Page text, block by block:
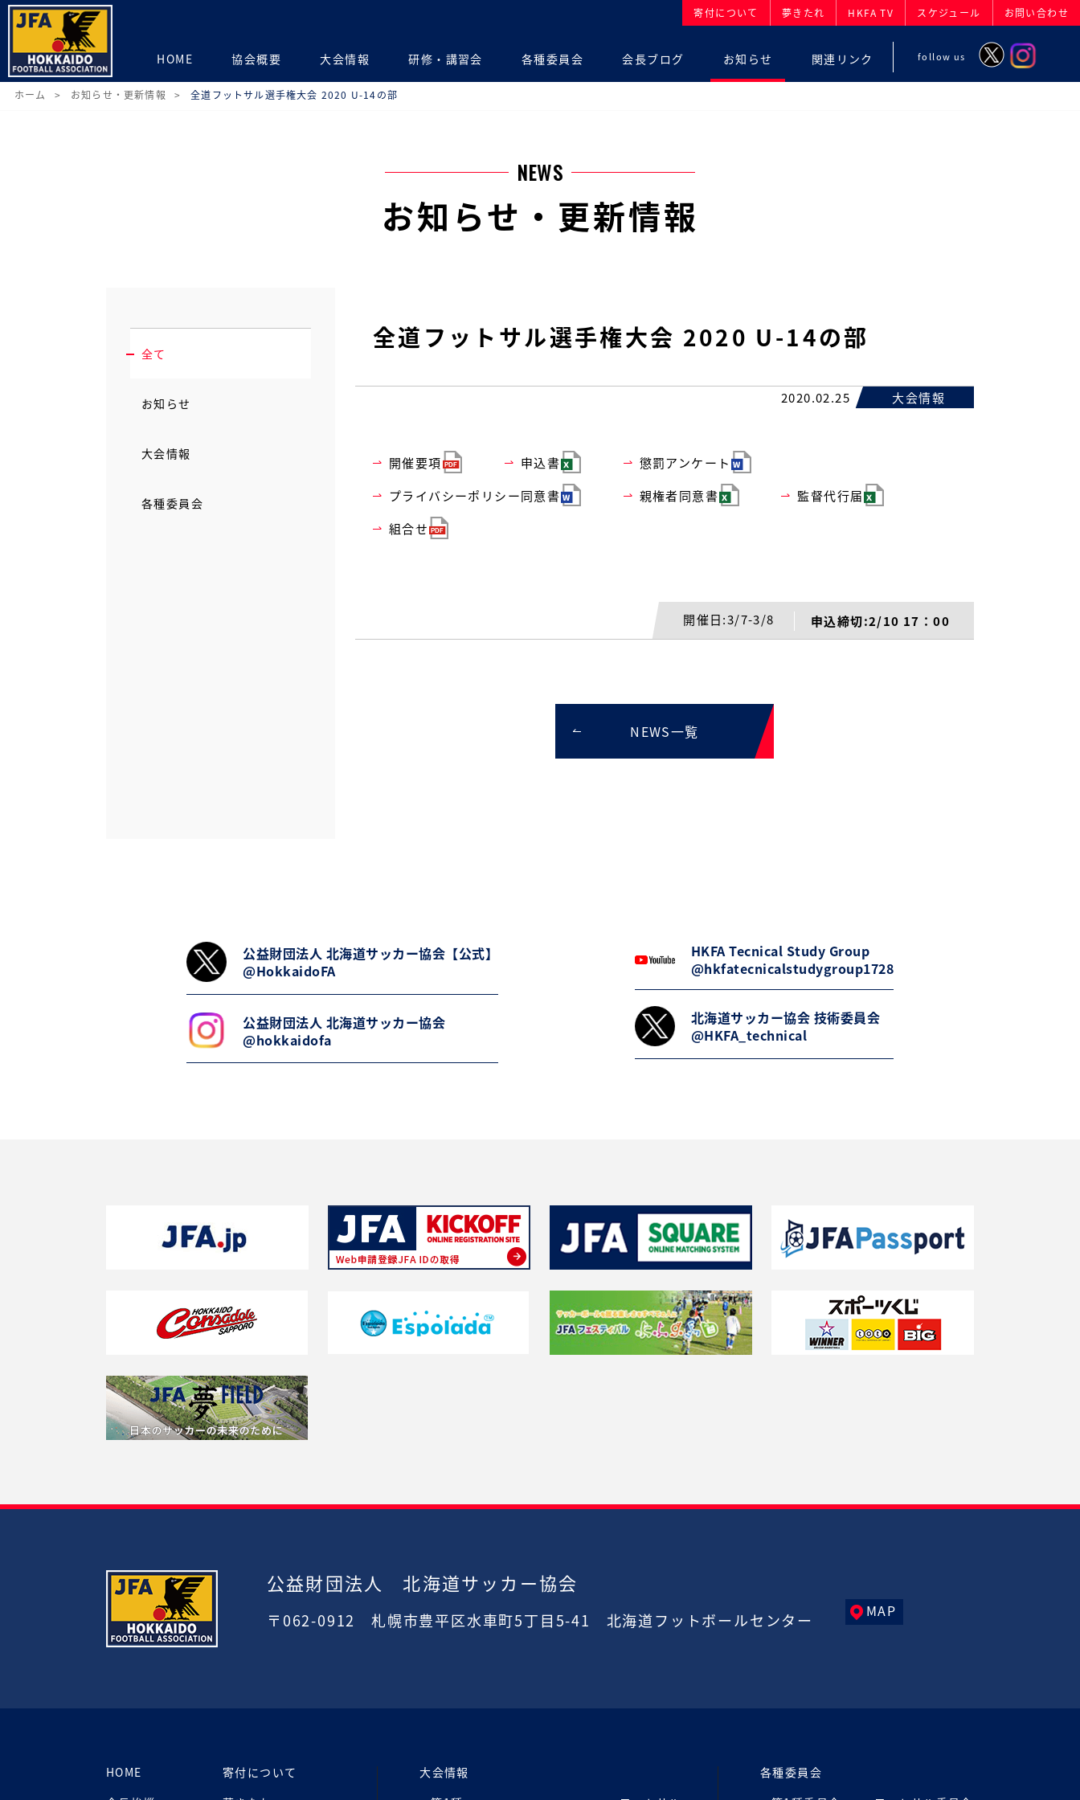
寄付について 夢きたれ HKFA TV スケジュール お問い合わせ
HOME 協会概要 大会情報 研修・講習会 各種委員会 会長ブログ お知らせ 関連リンク follow us
ホーム お知らせ・更新情報 全道フットサル選手権大会 2020 U-14の部
NEWS
お知らせ・更新情報
全て
お知らせ
大会情報
各種委員会
全道フットサル選手権大会 2020 U-14の部
2020.02.25 大会情報
開催要項 申込書
懲罰アンケート
プライバシーポリシー同意書
親権者同意書
監督代行届
組合せ
開催日:3/7-3/8 申込締切:2/10 17：00
NEWS一覧
公益財団法人 北海道サッカー協会【公式】
@HokkaidoFA
公益財団法人 北海道サッカー協会
@hokkaidofa
HKFA Tecnical Study Group
@hkfatecnicalstudygroup1728
北海道サッカー協会 技術委員会
@HKFA_technical
公益財団法人 北海道サッカー協会
〒062-0912 札幌市豊平区水車町5丁目5-41 北海道フットボールセンター MAP
HOME
寄付について
大会情報
各種委員会